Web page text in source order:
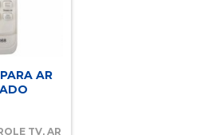
AR
TV, AR